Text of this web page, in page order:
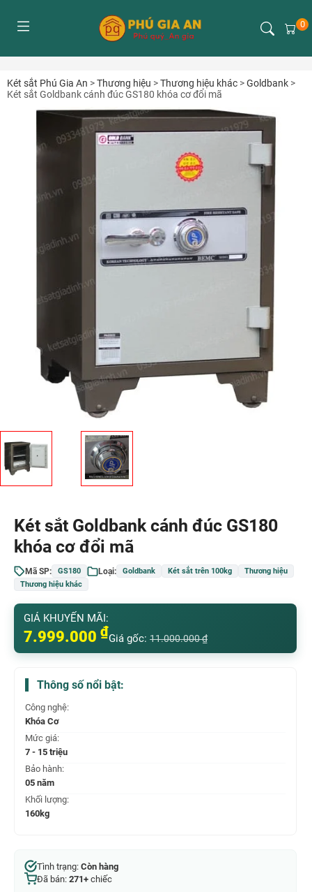
0
Két sắt Phú Gia An >Thương hiệu >Thương hiệu khác >Goldbank >
Két sắt Goldbank cánh đúc GS180 khóa cơ đổi mã
Két sắt Goldbank cánh đúc GS180
khóa cơ đổi mã
Mã SP: GS180 Loại: Goldbank Két sắt trên 100kg
Thương hiệu
Thương hiệu khác
GIÁ KHUYẾN MÃI:
7.999.000 ₫Giá gốc: 11.000.000₫
Thông số nổi bật:
Công nghệ:
Khóa Cơ
Mức giá:
7 - 15 triệu
Bảo hành:
05 năm
Khối lượng:
160kg
Tình trạng: Còn hàng
Đã bán: 271+ chiếc